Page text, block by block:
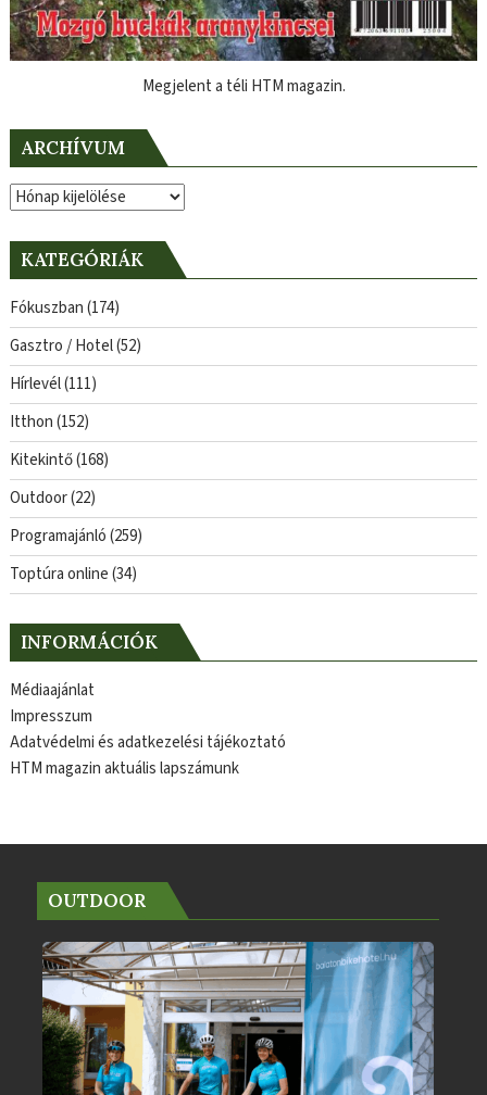
Megjelent a téli HTM magazin.
ARCHÍVUM
Archívum
KATEGÓRIÁK
Fókuszban(174)
Gasztro / Hotel(52)
Hírlevél(111)
Itthon(152)
Kitekintő(168)
Outdoor(22)
Programajánló(259)
Toptúra online(34)
INFORMÁCIÓK
Médiaajánlat
Impresszum
Adatvédelmi és adatkezelési tájékoztató
HTM magazin aktuális lapszámunk
OUTDOOR